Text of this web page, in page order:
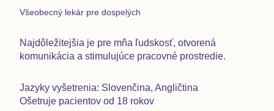
Všeobecný lekár pre dospelých
Najdôležitejšia je pre mňa ľudskosť, otvorená
komunikácia a stimulujúce pracovné prostredie.
Jazyky vyšetrenia: Slovenčina, Angličtina
Ošetruje pacientov od 18 rokov